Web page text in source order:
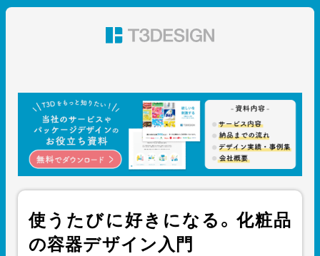
ン 株式会社T3デザイン
使うたびに好きになる。化粧品
の容器デザイン入門